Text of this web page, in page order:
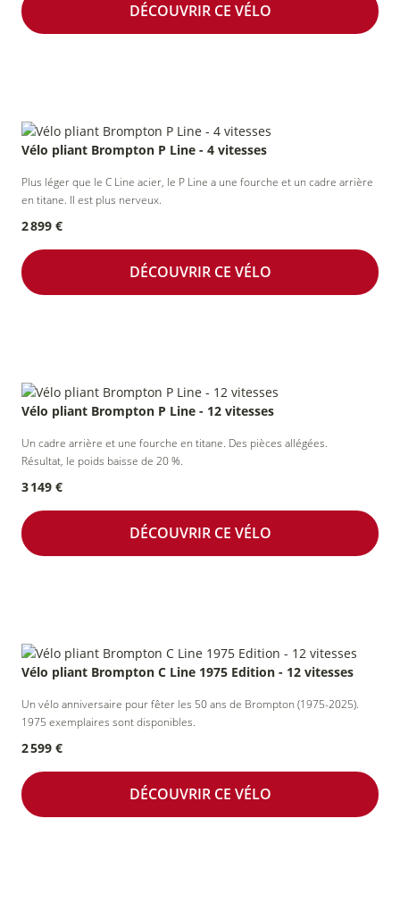
DÉCOUVRIR CE VÉLO
Vélo pliant Brompton P Line - 4 vitesses
Plus léger que le C Line acier, le P Line a une fourche et un cadre arrière
en titane. Il est plus nerveux.
2 899 €
DÉCOUVRIR CE VÉLO
Vélo pliant Brompton P Line - 12 vitesses
Un cadre arrière et une fourche en titane. Des pièces allégées.
Résultat, le poids baisse de 20 %.
3 149 €
DÉCOUVRIR CE VÉLO
Vélo pliant Brompton C Line 1975 Edition - 12 vitesses
Un vélo anniversaire pour fêter les 50 ans de Brompton (1975-2025).
1975 exemplaires sont disponibles.
2 599 €
DÉCOUVRIR CE VÉLO